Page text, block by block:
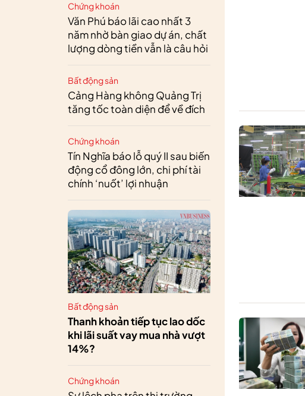
Chứng khoán
Văn Phú báo lãi cao nhất 3
năm nhờ bàn giao dự án, chất
lượng dòng tiền vẫn là câu hỏi
Bất động sản
Cảng Hàng không Quảng Trị
tăng tốc toàn diện để về đích
Chứng khoán
Tín Nghĩa báo lỗ quý II sau biến
động cổ đông lớn, chi phí tài
chính ‘nuốt’ lợi nhuận
Bất động sản
Thanh khoản tiếp tục lao dốc
khi lãi suất vay mua nhà vượt
14%?
Chứng khoán